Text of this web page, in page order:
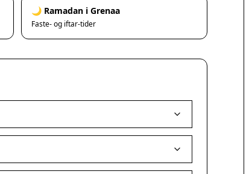
Vanløse
Værløse
Ølstykke
Nakskov
Nykøbing Sjælland
Præstø
🌙 Ramadan i Grenaa
Faste- og iftar-tider